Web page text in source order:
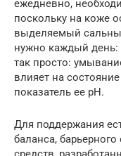
ежедневно,
поскольку на коже
выделяемый
нужно каждый день:
так просто:
влияет на
показатель ее pH.
Для поддержания
баланса,